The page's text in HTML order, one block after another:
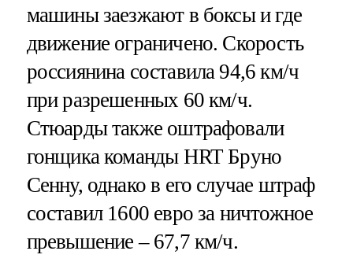
машины заезжают в боксы и где
движение ограничено. Скорость
россиянина составила 94,6 км/ч
при разрешенных 60 км/ч.
Стюарды также оштрафовали
гонщика команды HRT Бруно
Сенну, однако в его случае штраф
составил 1600 евро за ничтожное
превышение – 67,7 км/ч.